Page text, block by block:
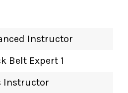
Instructor
Belt Expert 1
Instructor